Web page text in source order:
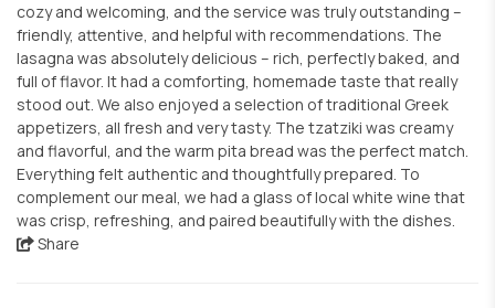
cozy and welcoming, and the service was truly outstanding –
friendly, attentive, and helpful with recommendations. The
lasagna was absolutely delicious – rich, perfectly baked, and
full of flavor. It had a comforting, homemade taste that really
stood out. We also enjoyed a selection of traditional Greek
appetizers, all fresh and very tasty. The tzatziki was creamy
and flavorful, and the warm pita bread was the perfect match.
Everything felt authentic and thoughtfully prepared. To
complement our meal, we had a glass of local white wine that
was crisp, refreshing, and paired beautifully with the dishes.
Share